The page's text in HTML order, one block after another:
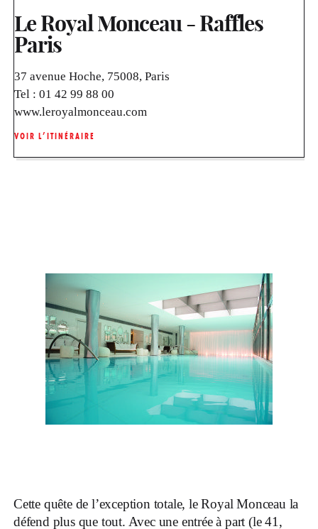
Le Royal Monceau - Raffles
Paris
37 avenue Hoche, 75008, Paris
Tel : 01 42 99 88 00
www.leroyalmonceau.com
VOIR L’ITINÉRAIRE
Cette quête de l’exception totale, le Royal Monceau la
défend plus que tout. Avec une entrée à part (le 41,